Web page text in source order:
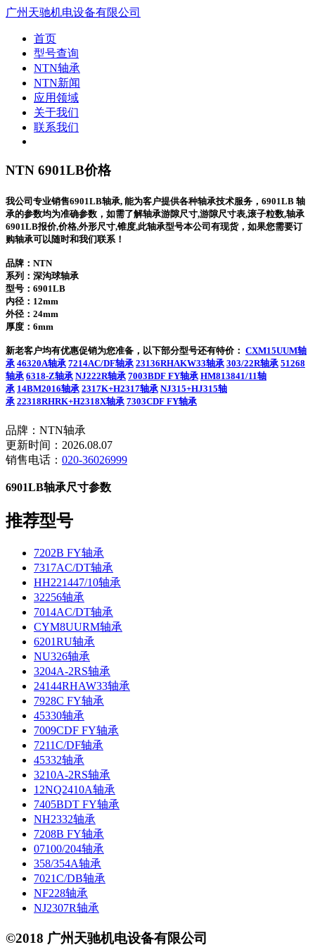
广州天驰机电设备有限公司
首页
型号查询
NTN轴承
NTN新闻
应用领域
关于我们
联系我们
NTN 6901LB价格
我公司专业销售6901LB轴承, 能为客户提供各种轴承技术服务，6901LB 轴
承的参数均为准确参数，如需了解轴承游隙尺寸,游隙尺寸表,滚子粒数,轴承
6901LB报价,价格,外形尺寸,锥度,此轴承型号本公司有现货，如果您需要订
购轴承可以随时和我们联系！
品牌：NTN
系列：深沟球轴承
型号： 6901LB
内径：12mm
外径：24mm
厚度：6mm
新老客户均有优惠促销为您准备，以下部分型号还有特价： CXM15UUM轴
承 46320A轴承 7214AC/DF轴承 23136RHAKW33轴承 303/22R轴承 51268
轴承 6318-Z轴承 NJ222R轴承 7003BDF FY轴承 HM813841/11轴
承 14BM2016轴承 2317K+H2317轴承 NJ315+HJ315轴
承 22318RHRK+H2318X轴承 7303CDF FY轴承
品牌：NTN轴承
更新时间：2026.08.07
销售电话： 020-36026999
6901LB轴承尺寸参数
推荐型号
7202B FY轴承
7317AC/DT轴承
HH221447/10轴承
32256轴承
7014AC/DT轴承
CYM8UURM轴承
6201RU轴承
NU326轴承
3204A-2RS轴承
24144RHAW33轴承
7928C FY轴承
45330轴承
7009CDF FY轴承
7211C/DF轴承
45332轴承
3210A-2RS轴承
12NQ2410A轴承
7405BDT FY轴承
NH2332轴承
7208B FY轴承
07100/204轴承
358/354A轴承
7021C/DB轴承
NF228轴承
NJ2307R轴承
©2018 广州天驰机电设备有限公司